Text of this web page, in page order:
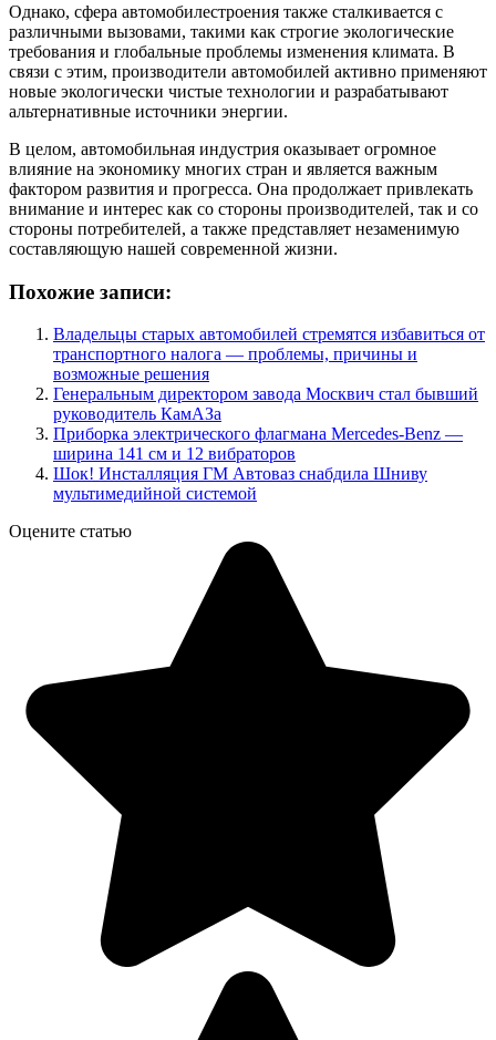
Однако, сфера автомобилестроения также сталкивается с
различными вызовами, такими как строгие экологические
требования и глобальные проблемы изменения климата. В
связи с этим, производители автомобилей активно применяют
новые экологически чистые технологии и разрабатывают
альтернативные источники энергии.
В целом, автомобильная индустрия оказывает огромное
влияние на экономику многих стран и является важным
фактором развития и прогресса. Она продолжает привлекать
внимание и интерес как со стороны производителей, так и со
стороны потребителей, а также представляет незаменимую
составляющую нашей современной жизни.
Похожие записи:
Владельцы старых автомобилей стремятся избавиться от
транспортного налога — проблемы, причины и
возможные решения
Генеральным директором завода Москвич стал бывший
руководитель КамАЗа
Приборка электрического флагмана Mercedes-Benz —
ширина 141 см и 12 вибраторов
Шок! Инсталляция ГМ Автоваз снабдила Шниву
мультимедийной системой
Оцените статью